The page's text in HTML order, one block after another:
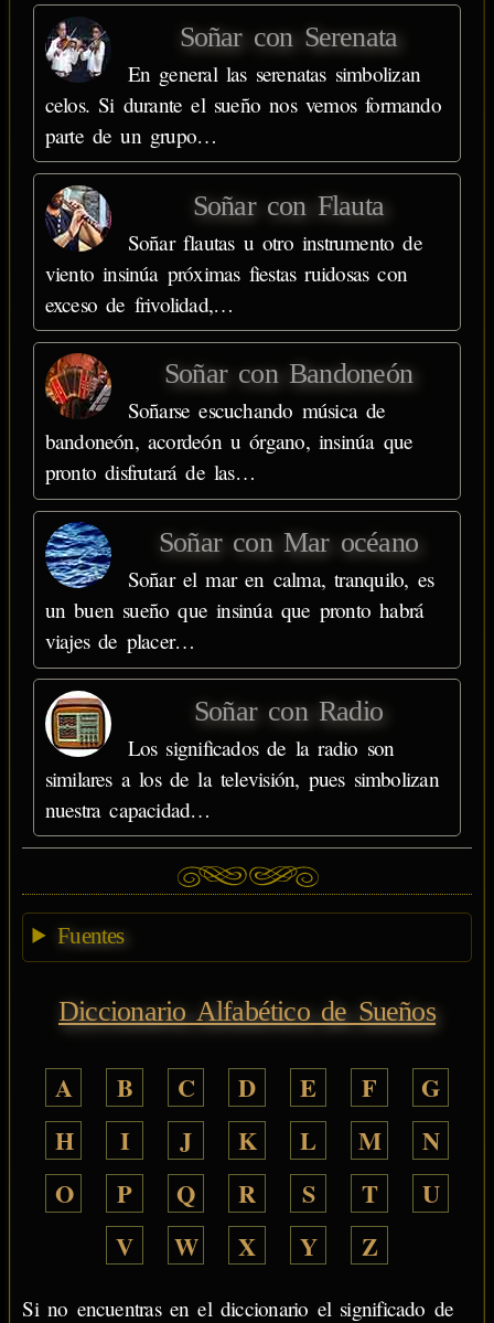
Soñar con Serenata
En general las serenatas simbolizan
celos. Si durante el sueño nos vemos formando
parte de un grupo…
Soñar con Flauta
Soñar flautas u otro instrumento de
viento insinúa próximas fiestas ruidosas con
exceso de frivolidad,…
Soñar con Bandoneón
Soñarse escuchando música de
bandoneón, acordeón u órgano, insinúa que
pronto disfrutará de las…
Soñar con Mar océano
Soñar el mar en calma, tranquilo, es
un buen sueño que insinúa que pronto habrá
viajes de placer…
Soñar con Radio
Los significados de la radio son
similares a los de la televisión, pues simbolizan
nuestra capacidad…
Fuentes
Diccionario Alfabético de Sueños
A B C D E F
G
H
I J K L M
N
O
P Q R S T
U
V
W X Y Z
Si no encuentras en el diccionario el significado de